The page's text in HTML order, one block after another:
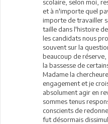
scolaire, selon moi,
et à n'importe quel
importe de travailler
taille dans l'histoire
les candidats nous
souvent sur la
beaucoup de
la bassesse de
Madame la
engagement et je
absolument agir en
sommes tenus
conscients de
fut désormais